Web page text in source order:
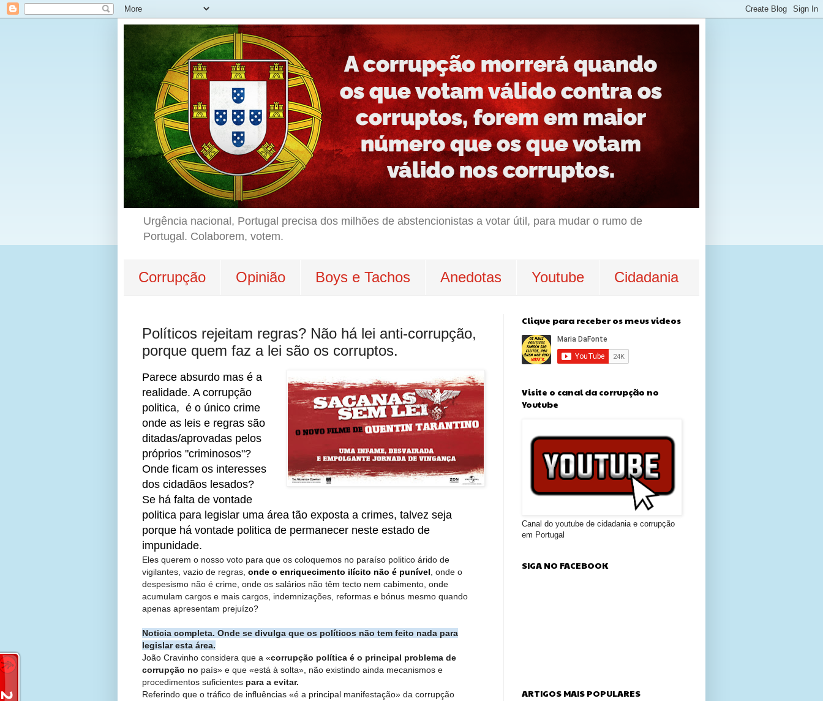
Urgência nacional, Portugal precisa dos milhões de abstencionistas a votar útil, para mudar o rumo de
Portugal. Colaborem, votem.
Corrupção Opinião Boys e Tachos Anedotas Youtube Cidadania
Políticos rejeitam regras? Não há lei anti-corrupção,
porque quem faz a lei são os corruptos.
Parece absurdo mas é a
realidade. A corrupção
politica, é o único crime
onde as leis e regras são
ditadas/aprovadas pelos
próprios "criminosos"?
Onde ficam os interesses
dos cidadãos lesados?
Se há falta de vontade
politica para legislar uma área tão exposta a crimes, talvez seja
porque há vontade politica de permanecer neste estado de
impunidade.
Eles querem o nosso voto para que os coloquemos no paraíso politico árido de
vigilantes, vazio de regras, onde o enriquecimento ilícito não é punível, onde o
despesismo não é crime, onde os salários não têm tecto nem cabimento, onde
acumulam cargos e mais cargos, indemnizações, reformas e bónus mesmo quando
apenas apresentam prejuízo?
Noticia completa. Onde se divulga que os políticos não tem feito nada para
legislar esta área.
João Cravinho considera que a «corrupção política é o principal problema de
corrupção no país» e que «está à solta», não existindo ainda mecanismos e
procedimentos suficientes para a evitar.
Referindo que o tráfico de influências «é a principal manifestação» da corrupção
Clique para receber os meus videos
Visite o canal da corrupção no
Youtube
Canal do youtube de cidadania e corrupção
em Portugal
SIGA NO FACEBOOK
ARTIGOS MAIS POPULARES